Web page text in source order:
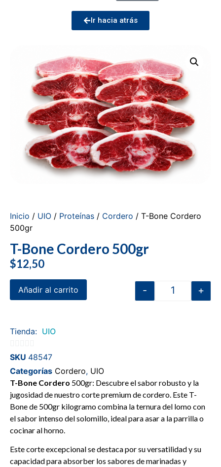
Ir hacia atrás
Inicio / UIO / Proteínas / Cordero / T-Bone Cordero
500gr
T-Bone Cordero 500gr
$12,50
- +
Añadir al carrito
Tienda: UIO
0
de
5
SKU 48547
Categorías Cordero, UIO
T-Bone Cordero 500gr: Descubre el sabor robusto y la
jugosidad de nuestro corte premium de cordero. Este T-
Bone de 500gr kilogramo combina la ternura del lomo con
el sabor intenso del solomillo, ideal para asar a la parrilla o
cocinar al horno.
Este corte excepcional se destaca por su versatilidad y su
capacidad para absorber los sabores de marinadas y